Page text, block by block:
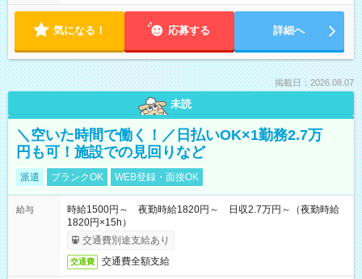
気になる！ 応募する 詳細へ
掲載日：2026.08.07
未読
＼空いた時間で働く！／日払いOK×1勤務2.7万
円も可！施設での見回りなど
派遣 ブランクOK WEB登録・面接OK
給与
時給1500円～ 夜勤時給1820円～ 日収2.7万円～（夜勤時給
1820円×15h）
交通費別途支給あり
交通費 交通費全額支給